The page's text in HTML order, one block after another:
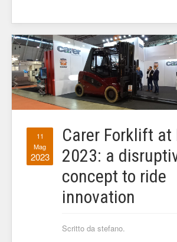
11
Mag
2023
Carer Forklift at
2023: a
concept to ride
innovation
Scritto da stefano.